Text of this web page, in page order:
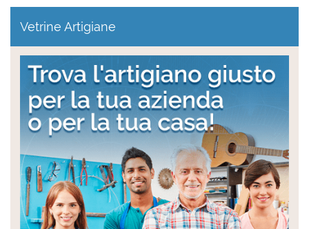
Vetrine Artigiane